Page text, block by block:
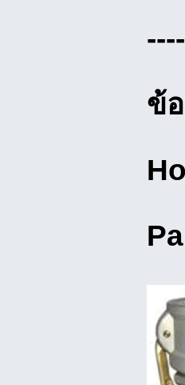
ข้